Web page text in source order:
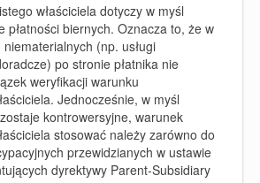
właściciela dotyczy w myśl
płatności biernych. Oznacza to, że w
niematerialnych (np. usługi
po stronie płatnika nie
weryfikacji warunku
Jednocześnie, w myśl
kontrowersyjne, warunek
stosować należy zarówno do
przewidzianych w ustawie
dyrektywy Parent-Subsidiary